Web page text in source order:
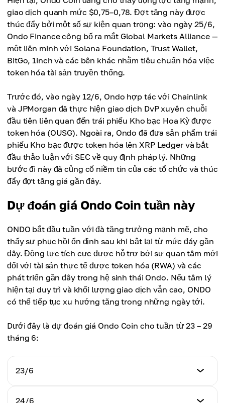
giao dịch quanh mức $0,75–0,78. Đợt tăng này được
thúc đẩy bởi một số sự kiện quan trọng: vào ngày 25/6,
Ondo Finance công bố ra mắt Global Markets Alliance —
một liên minh với Solana Foundation, Trust Wallet,
BitGo, 1inch và các bên khác nhằm tiêu chuẩn hóa việc
token hóa tài sản truyền thống.
Trước đó, vào ngày 12/6, Ondo hợp tác với Chainlink
và JPMorgan đã thực hiện giao dịch DvP xuyên chuỗi
đầu tiên liên quan đến trái phiếu Kho bạc Hoa Kỳ được
token hóa (OUSG). Ngoài ra, Ondo đã đưa sản phẩm trái
phiếu Kho bạc được token hóa lên XRP Ledger và bắt
đầu thảo luận với SEC về quy định pháp lý. Những
bước đi này đã củng cố niềm tin của các tổ chức và thúc
đẩy đợt tăng giá gần đây.
Dự đoán giá Ondo Coin tuần này
ONDO bắt đầu tuần với đà tăng trưởng mạnh mẽ, cho
thấy sự phục hồi ổn định sau khi bật lại từ mức đáy gần
đây. Động lực tích cực được hỗ trợ bởi sự quan tâm mới
đối với tài sản thực tế được token hóa (RWA) và các
phát triển gần đây trong hệ sinh thái Ondo. Nếu tâm lý
hiện tại duy trì và khối lượng giao dịch vẫn cao, ONDO
có thể tiếp tục xu hướng tăng trong những ngày tới.
Dưới đây là dự đoán giá Ondo Coin cho tuần từ 23 – 29
tháng 6:
23/6
Dự đoán giá
24/6